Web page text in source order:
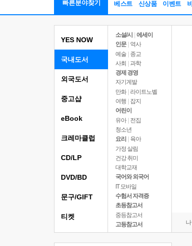
빠른분야찾기 베스트 신상품 이벤트
YES NOW
국내도서
소설/시
에세이
인문
역사
예술 | 종교
사회 | 과학
경제 경영
자기계발
만화 | 라이트노벨
여행
잡지
어린이
유아 | 전집
청소년
요리
육아
가정 살림
건강 취미
대학교재
국어와 외국어
IT 모바일
수험서 자격증
초등참고서
중등참고서
고등참고서
외국도서
중고샵
eBook
크레마클럽
CD/LP
DVD/BD
문구/GIFT
티켓